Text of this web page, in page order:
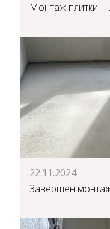
Монтаж плитки
22.11.2024
Завершён